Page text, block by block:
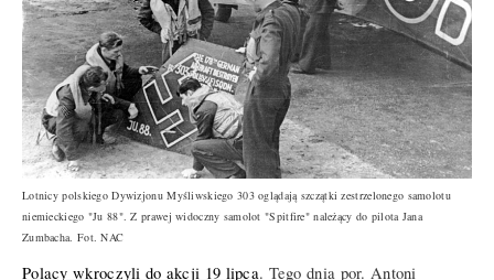
Lotnicy polskiego Dywizjonu Myśliwskiego 303 oglądają szczątki zestrzelonego samolotu
niemieckiego "Ju 88". Z prawej widoczny samolot "Spitfire" należący do pilota Jana
Zumbacha. Fot. NAC
Polacy wkroczyli do akcji 19 lipca. Tego dnia por. Antoni